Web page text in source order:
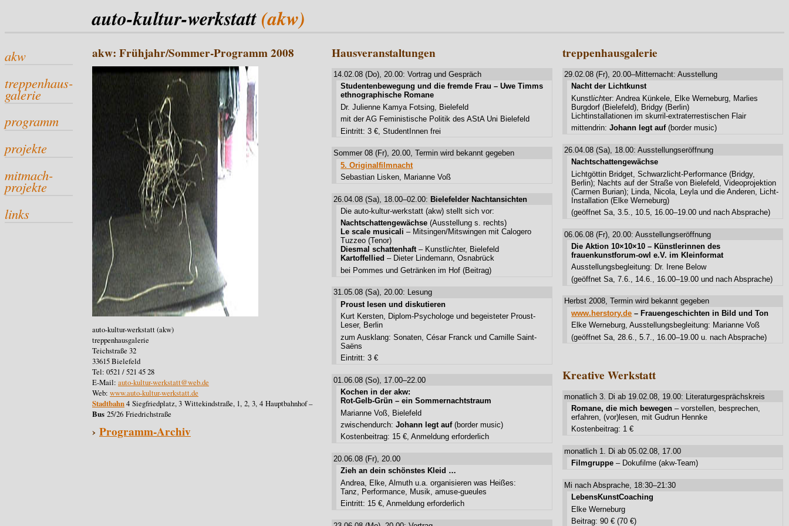
auto-kultur-werkstatt (akw)
akw
treppenhaus-
galerie
programm
projekte
mitmach-
projekte
links
akw: Frühjahr/Sommer-Programm 2008
auto-kultur-werkstatt (akw)
treppenhausgalerie
Teichstraße 32
33615 Bielefeld
Tel: 0521 / 521 45 28
E-Mail: auto-kultur-werkstatt@web.de
Web: www.auto-kultur-werkstatt.de
Stadtbahn4 Siegfriedplatz, 3 Wittekindstraße, 1, 2, 3, 4 Hauptbahnhof –
Bus 25/26 Friedrichstraße
› Programm-Archiv
Hausveranstaltungen
14.02.08 (Do), 20.00: Vortrag und Gespräch
Studentenbewegung und die fremde Frau – Uwe Timms
ethnographische Romane
Dr. Julienne Kamya Fotsing, Bielefeld
mit der AG Feministische Politik des AStA Uni Bielefeld
Eintritt: 3 €, StudentInnen frei
Sommer 08 (Fr), 20.00, Termin wird bekannt gegeben
5. Originalfilmnacht
Sebastian Lisken, Marianne Voß
26.04.08 (Sa), 18.00–02.00: Bielefelder Nachtansichten
Die auto-kultur-werkstatt (akw) stellt sich vor:
Nachtschattengewächse (Ausstellung s. rechts)
Le scale musicali – Mitsingen/Mitswingen mit Calogero
Tuzzeo (Tenor)
Diesmal schattenhaft– Kunstlichter, Bielefeld
Kartoffellied – Dieter Lindemann, Osnabrück
bei Pommes und Getränken im Hof (Beitrag)
31.05.08 (Sa), 20.00: Lesung
Proust lesen und diskutieren
Kurt Kersten, Diplom-Psychologe und begeisteter Proust-
Leser, Berlin
zum Ausklang: Sonaten, César Franck und Camille Saint-
Saëns
Eintritt: 3 €
01.06.08 (So), 17.00–22.00
Kochen in der akw:
Rot-Gelb-Grün – ein Sommernachtstraum
Marianne Voß, Bielefeld
zwischendurch:Johann legt auf(border music)
Kostenbeitrag: 15 €, Anmeldung erforderlich
20.06.08 (Fr), 20.00
Zieh an dein schönstes Kleid …
Andrea, Elke, Almuth u.a. organisieren was Heißes:
Tanz, Performance, Musik, amuse-gueules
Eintritt: 15 €, Anmeldung erforderlich
treppenhausgalerie
29.02.08 (Fr), 20.00–Mitternacht: Ausstellung
Nacht der Lichtkunst
Kunstlichter: Andrea Künkele, Elke Werneburg, Marlies
Burgdorf (Bielefeld), Bridgy (Berlin)
Lichtinstallationen im skurril-extraterrestischen Flair
mittendrin:Johann legt auf(border music)
26.04.08 (Sa), 18.00: Ausstellungseröffnung
Nachtschattengewächse
Lichtgöttin Bridget, Schwarzlicht-Performance (Bridgy,
Berlin); Nachts auf der Straße von Bielefeld, Videoprojektion
(Carmen Burian); Linda, Nicola, Leyla und die Anderen, Licht-
Installation (Elke Werneburg)
(geöffnet Sa, 3.5., 10.5, 16.00–19.00 und nach Absprache)
06.06.08 (Fr), 20.00: Ausstellungseröffnung
Die Aktion 10×10×10 – Künstlerinnen des
frauenkunstforum-owl e.V. im Kleinformat
Ausstellungsbegleitung: Dr. Irene Below
(geöffnet Sa, 7.6., 14.6., 16.00–19.00 und nach Absprache)
Herbst 2008, Termin wird bekannt gegeben
www.herstory.de – Frauengeschichten in Bild und Ton
Elke Werneburg, Ausstellungsbegleitung: Marianne Voß
(geöffnet Sa, 28.6., 5.7., 16.00–19.00 u. nach Absprache)
Kreative Werkstatt
monatlich 3. Di ab 19.02.08, 19.00: Literaturgesprächskreis
Romane, die mich bewegen – vorstellen, besprechen,
erfahren, (vor)lesen, mit Gudrun Hennke
Kostenbeitrag: 1 €
monatlich 1. Di ab 05.02.08, 17.00
Filmgruppe – Dokufilme (akw-Team)
Mi nach Absprache, 18:30–21:30
LebensKunstCoaching
Elke Werneburg
Beitrag: 90 € (70 €)